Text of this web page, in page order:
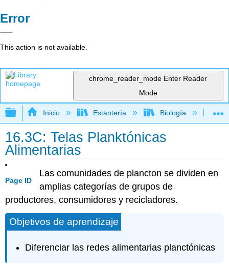
Error
This action is not available.
chrome_reader_mode Enter Reader
Mode
Expandir/contraer jerarquía global
Inicio Estantería Biología
16.3C: Telas Planktónicas
Alimentarias
Page ID
Las comunidades de plancton se dividen en
amplias categorías de grupos de
productores, consumidores y recicladores.
Objetivos de aprendizaje
Diferenciar las redes alimentarias planctónicas